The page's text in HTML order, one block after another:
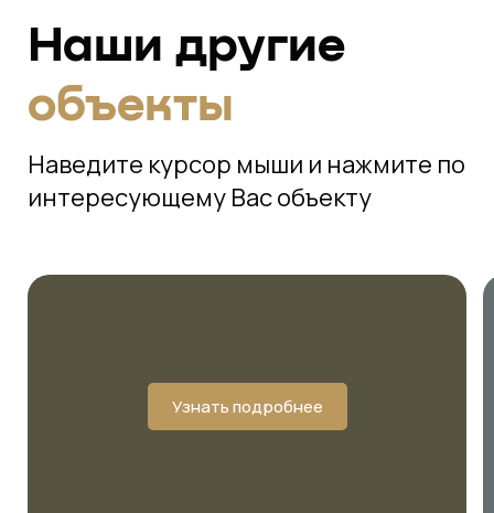
Наши другие
объекты
Наведите курсор мыши и нажмите по
интересующему Вас объекту
Узнать подробнее